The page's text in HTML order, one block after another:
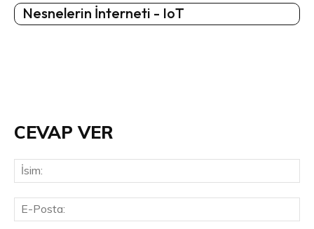
Nesnelerin İnterneti - IoT
CEVAP VER